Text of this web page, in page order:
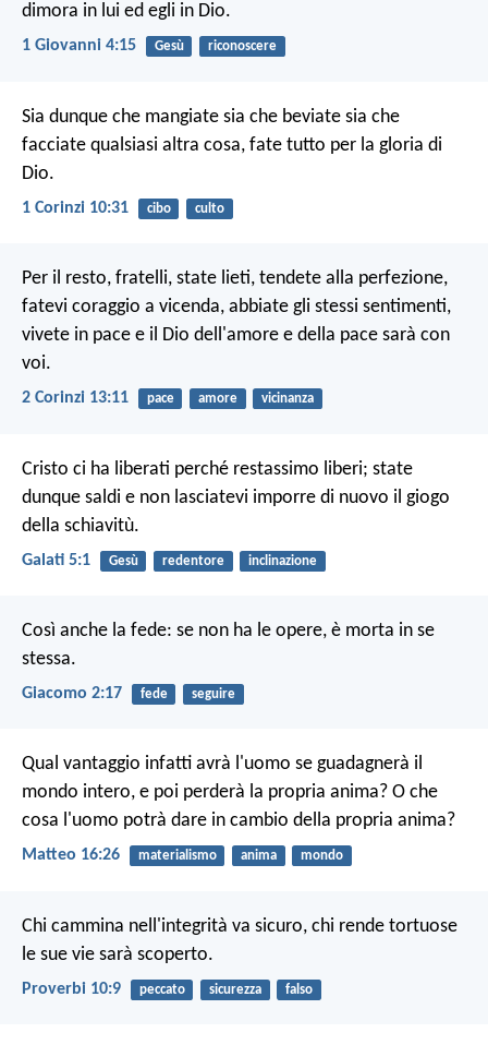
dimora in lui ed egli in Dio.
1 Giovanni 4:15 Gesù riconoscere
Sia dunque che mangiate sia che beviate sia che
facciate qualsiasi altra cosa, fate tutto per la gloria di
Dio.
1 Corinzi 10:31 cibo culto
Per il resto, fratelli, state lieti, tendete alla perfezione,
fatevi coraggio a vicenda, abbiate gli stessi sentimenti,
vivete in pace e il Dio dell'amore e della pace sarà con
voi.
2 Corinzi 13:11 pace amore vicinanza
Cristo ci ha liberati perché restassimo liberi; state
dunque saldi e non lasciatevi imporre di nuovo il giogo
della schiavitù.
Galati 5:1 Gesù redentore inclinazione
Così anche la fede: se non ha le opere, è morta in se
stessa.
Giacomo 2:17 fede seguire
Qual vantaggio infatti avrà l'uomo se guadagnerà il
mondo intero, e poi perderà la propria anima? O che
cosa l'uomo potrà dare in cambio della propria anima?
Matteo 16:26 materialismo anima mondo
Chi cammina nell'integrità va sicuro, chi rende tortuose
le sue vie sarà scoperto.
Proverbi 10:9 peccato sicurezza falso